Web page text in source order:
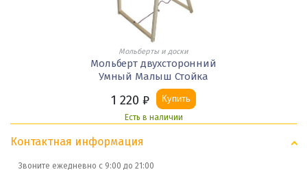
Мольберты и доски
Мольберт двухсторонний
Умный Малыш Стойка
1 220 ₽ Купить
Есть в наличии
Контактная информация
Звоните ежедневно с 9:00 до 21:00